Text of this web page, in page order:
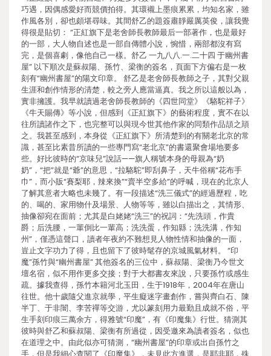
巧遇，因偶感愛好而競價拍得。其環襯上墨痕累累，均知名家，雖
作風各別，卻也頗堪尋味。其間舒乙的題簽肅靜嚴厲英俊，讓我覺
得很是貼切： “正紅旗下是老舍師長教師最后一部著作，也是最好
的一部，大人物自述也是一部自傳體小說，惋惜，兩部都沒有寫
完，是個喜劇，像他自己一樣。舒乙 一九八八.一.二十四 于幽州書
屋” 以下順次是蘇叔陽、孫竹、梁衡的簽名，頁面下方偏右是一枚
刻有“幽州書屋”的陽文印章。 舒乙是老舍師長教師之子，其對父親
生涯和創作情形的清楚，較之旁人應當逼真。我之所以這般以為，
實非擁護。我早就讀過老舍師長教師的《四世同堂》《駱駝祥子》
《牛天賜傳》等小說，但感到《正紅旗下》的藝術程度，實不在以
往所讀諸作之下，也完整可以與現今世其他作家的同類作品頡之頏
之。我甚至感到，本身從《正紅旗下》所清楚到的有關老北京的常
識，甚至比素昔所讀的一些專門寫“老北京”的書還聚會場地要多
些。好比彼時的“京味兒”說話——旗人稱號本身的母親為“奶
奶”，“把”就是“爺”的意思，“拉駱駝”即刮鼻子，天牛俗稱“花布手
巾”，而小販“賽梨耶，辣來換”“賣半空多給”的呼喊，現在的北京人
了解其意者大略也未幾了。有一段描述“洗三儀式”的經過歷程，吃
的、喝的、家用物什及場景、人物等等，雖以白描出之，其情形、
抽像卻宛在面前；尤其是白姥姥“洗三”的祝詞：“先洗頭，作貴
爵；后洗腰，一輩倒比一輩高；洗洗蛋，作知縣；洗洗溝，作知
州”，僅憑這聲口，讀者年夜約不難想見人物性情和抽像的一面，
豈止文字功力了得，且也留下了彼時髦存的京城風氣材料。 “印
魔”孫竹與“幽州書屋” 其他簽名的三位中，蘇叔陽、梁衡乃今世文
壇名宿，似不用作更多交接；對于大都書友來說，只要孫竹或感生
疏。據我查得，孫竹本籍河北玉田，生于1918年，2004年在唐山
往世。他十歲隨父進京就學，平生癡迷字畫創作，嘗與齊白石、陳
半丁、于非闇、李苦禪等交游，尤以篆刻用力最勤且成就不俗，平
生手刻印痕三萬余方，得雅號“印魔”，有《印魔集》行世。猜測其
彼時與舒乙和蘇叔陽、梁衡有所過從，因受邀來為讀者簽名，似也
在道理之中。由此似亦可猜測，“幽州書屋”的印章或出自孫竹之
手，但是我細心查閱了《印魔集》，未見此方進選，是耶非耶，殊